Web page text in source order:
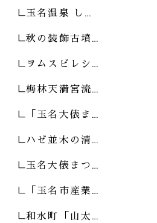
玉名温泉 し…
秋の装飾古墳…
ヲムスビレシ…
梅林天満宮流…
「玉名大俵ま…
ハゼ並木の清…
玉名大俵まつ…
「玉名市産業…
和水町「山太…